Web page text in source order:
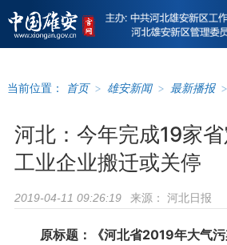
当前位置： 首页 > 雄安新闻 > 最新播报 >
河北：今年完成19家
工业企业搬迁或关停
2019-04-11 09:26:19 来源： 河北日报
原标题：《河北省2019年大气污